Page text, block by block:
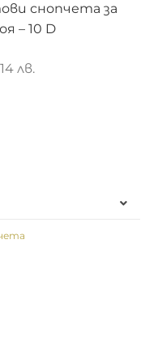
снопчета за
– 10 D
лв.